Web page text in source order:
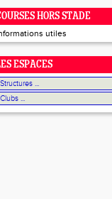
HORS STADE
utiles
ESPACES